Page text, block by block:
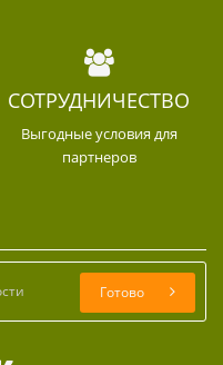
СОТРУДНИЧЕСТВО
Выгодные условия для
партнеров
Готово